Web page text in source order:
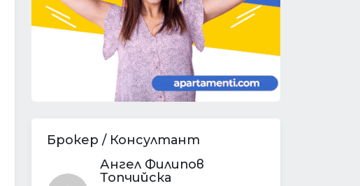
Брокер / Консултант
Ангел Филипов
Топчийска